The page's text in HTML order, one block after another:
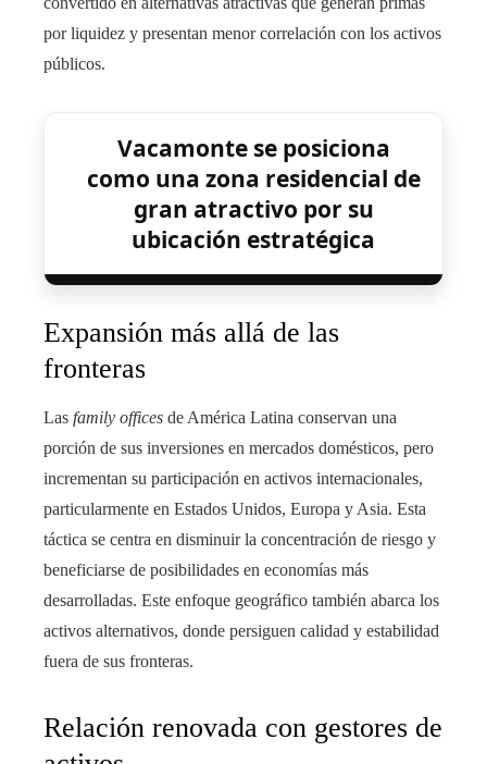
por liquidez y presentan menor correlación con los activos
públicos.
Vacamonte se posiciona
como una zona residencial de
gran atractivo por su
ubicación estratégica
Expansión más allá de las
fronteras
Las family offices de América Latina conservan una
porción de sus inversiones en mercados domésticos, pero
incrementan su participación en activos internacionales,
particularmente en Estados Unidos, Europa y Asia. Esta
táctica se centra en disminuir la concentración de riesgo y
beneficiarse de posibilidades en economías más
desarrolladas. Este enfoque geográfico también abarca los
activos alternativos, donde persiguen calidad y estabilidad
fuera de sus fronteras.
Relación renovada con gestores de